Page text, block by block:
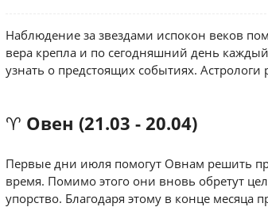
Наблюдение за звездами испокон веков
вера крепла и по сегодняшний день
узнать о предстоящих событиях.
♈ Овен (21.03 - 20.04)
Первые дни июля помогут Овнам решить
время. Помимо этого они вновь обретут
упорство. Благодаря этому в конце месяца